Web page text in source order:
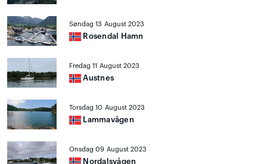
Søndag 13 August 2023
Rosendal Hamn
Fredag 11 August 2023
Austnes
Torsdag 10 August 2023
Lammavågen
Onsdag 09 August 2023
Nordalsvågen